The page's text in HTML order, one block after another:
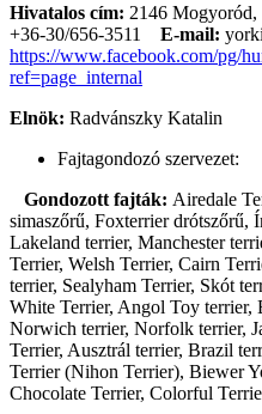
Hivatalos cím: 2146
+36-30/656-3511
E-mail:
https://www.facebook.com/pg/
ref=page_internal
Elnök: Radvánszky Katalin
Fajtagondozó szervezet:
Gondozott fajták: Airedale
simaszőrű, Foxterrier drótszőrű,
Lakeland terrier, Manchester
Terrier, Welsh Terrier, Cairn
terrier, Sealyham Terrier, Skót
White Terrier, Angol Toy terrier,
Norwich terrier, Norfolk terrier,
Terrier, Ausztrál terrier, Brazil
Terrier (Nihon Terrier), Biewer
Chocolate Terrier, Colorful